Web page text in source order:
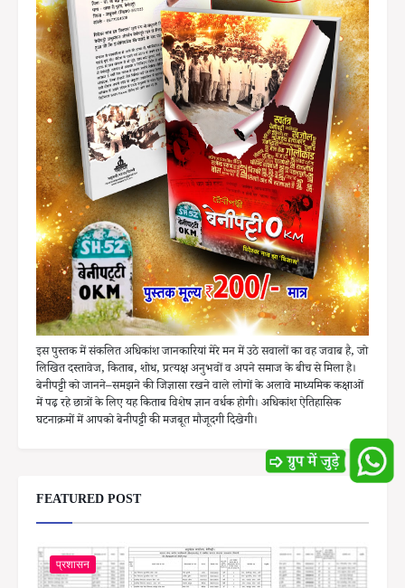
इस पुस्तक में संकलित अधिकांश जानकारियां मेरे मन में उठे सवालों का वह जवाब है, जो
लिखित दस्तावेज, किताब, शोध, प्रत्यक्ष अनुभवों व अपने समाज के बीच से मिला है।
बेनीपट्टी को जानने–समझने की जिज्ञासा रखने वाले लोगों के अलावे माध्यमिक कक्षाओं
में पढ़ रहे छात्रों के लिए यह किताब विशेष ज्ञान वर्धक होगी। अधिकांश ऐतिहासिक
घटनाक्रमों में आपको बेनीपट्टी की मजबूत मौजूदगी दिखेगी।
FEATURED POST
प्रशासन